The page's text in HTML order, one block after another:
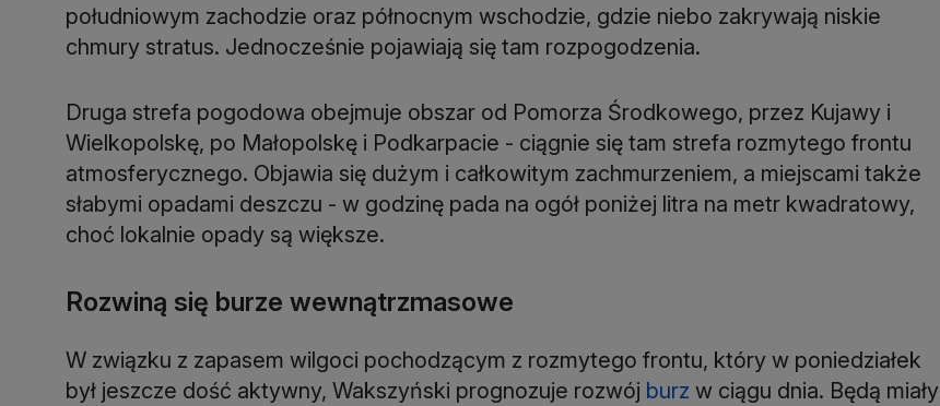
południowym zachodzie oraz północnym wschodzie, gdzie niebo zakrywają niskie
chmury stratus. Jednocześnie pojawiają się tam rozpogodzenia.
Druga strefa pogodowa obejmuje obszar od Pomorza Środkowego, przez Kujawy i
Wielkopolskę, po Małopolskę i Podkarpacie - ciągnie się tam strefa rozmytego frontu
atmosferycznego. Objawia się dużym i całkowitym zachmurzeniem, a miejscami także
słabymi opadami deszczu - w godzinę pada na ogół poniżej litra na metr kwadratowy,
choć lokalnie opady są większe.
Rozwiną się burze wewnątrzmasowe
W związku z zapasem wilgoci pochodzącym z rozmytego frontu, który w poniedziałek
był jeszcze dość aktywny, Wakszyński prognozuje rozwój burz w ciągu dnia. Będą miały